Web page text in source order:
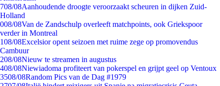
708/08Aanhoudende droogte veroorzaakt scheuren in dijken Zuid-
Holland
008/08Van de Zandschulp overleeft matchpoints, ook Griekspoor
verder in Montreal
108/08Excelsior opent seizoen met ruime zege op promovendus
Cambuur
208/08Nieuw te streamen in augustus
408/08Niewiadoma profiteert van pokerspel en grijpt geel op Ventoux
3508/08Random Pics van de Dag #1979